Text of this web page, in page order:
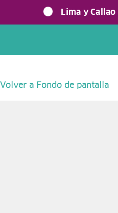
Lima y
Volver a Fondo de pantalla